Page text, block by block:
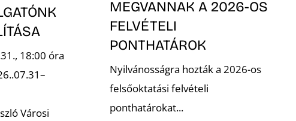
18:00 óra
Városi
MEGVANNAK A 2026-OS
FELVÉTELI
PONTHATÁROK
Nyilvánosságra hozták a 2026-os
felsőoktatási felvételi
ponthatárokat...